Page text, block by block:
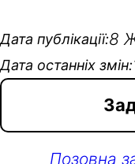
Дата публікації:8
Дата останніх змін:
Позовна